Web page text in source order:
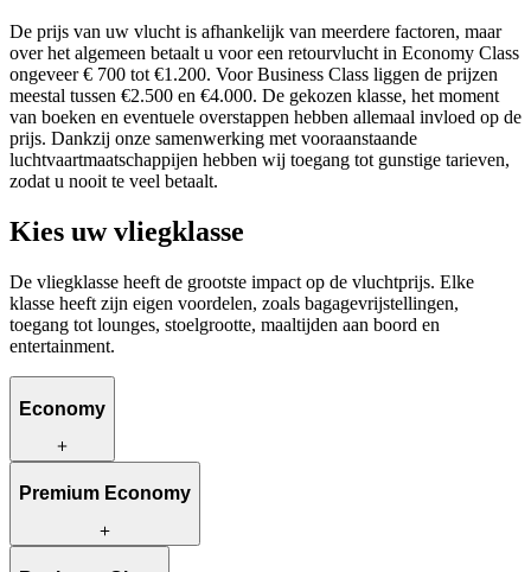
De prijs van uw vlucht is afhankelijk van meerdere factoren, maar
over het algemeen betaalt u voor een retourvlucht in Economy Class
ongeveer € 700 tot €1.200. Voor Business Class liggen de prijzen
meestal tussen €2.500 en €4.000. De gekozen klasse, het moment
van boeken en eventuele overstappen hebben allemaal invloed op de
prijs. Dankzij onze samenwerking met vooraanstaande
luchtvaartmaatschappijen hebben wij toegang tot gunstige tarieven,
zodat u nooit te veel betaalt.
Kies uw vliegklasse
De vliegklasse heeft de grootste impact op de vluchtprijs. Elke
klasse heeft zijn eigen voordelen, zoals bagagevrijstellingen,
toegang tot lounges, stoelgrootte, maaltijden aan boord en
entertainment.
Economy
Economy is de beste keuze voor wie op zoek is naar een
basiscomforts, waaronder cabine- en ruimbagage, maaltijden aan
boord, frisdranken en persoonlijk entertainment.
Premium Economy